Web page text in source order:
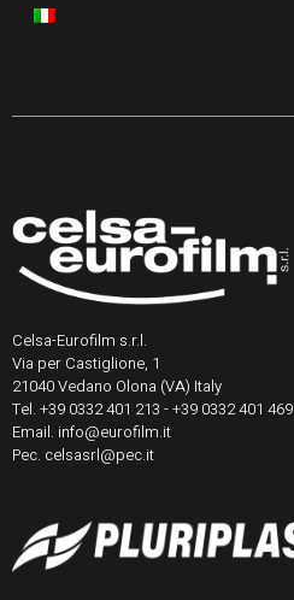
Celsa-Eurofilm s.r.l.
Via per Castiglione, 1
21040 Vedano Olona (VA) Italy
Tel. +39 0332 401 213 - +39 0332 401 469
Email. info@eurofilm.it
Pec. celsasrl@pec.it